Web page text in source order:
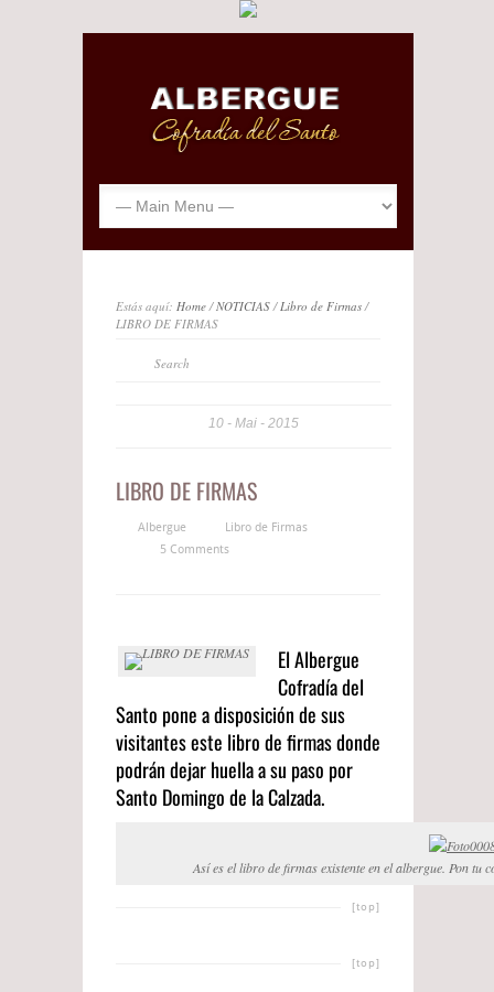
Estás aquí: Home/NOTICIAS/Libro de Firmas/
LIBRO DE FIRMAS
10 Mai 2015
LIBRO DE FIRMAS
Albergue
Libro de Firmas
5 Comments
El Albergue
Cofradía del
Santo pone a disposición de sus
visitantes este libro de firmas donde
podrán dejar huella a su paso por
Santo Domingo de la Calzada.
Así es el libro de firmas existente en el albergue. Pon
[top]
[top]